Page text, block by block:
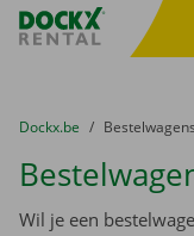
Fratello DEMO
U bevindt zich hier:
van
Dockx.be naar
Bestelwagens
Wil je een